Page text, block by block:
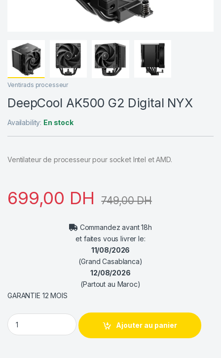
Ventirads processeur
DeepCool AK500 G2 Digital NYX
Availability: En stock
Ventilateur de processeur pour socket Intel et AMD.
699,00 DH 749,00DH
Commandez avant 18h
et faites vous livrer le:
11/08/2026
(Grand Casablanca)
12/08/2026
(Partout au Maroc)
GARANTIE 12 MOIS
DeepCool AK500 G2 Digital NYX quantity
Ajouter au panier